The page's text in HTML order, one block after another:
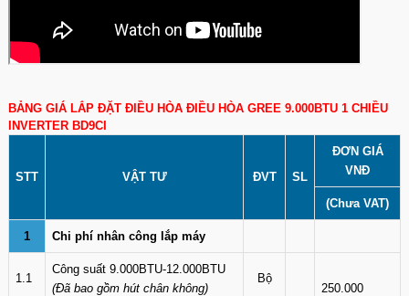
BẢNG GIÁ LẮP ĐẶT ĐIỀU HÒA ĐIỀU HÒA GREE 9.000BTU 1 CHIỀU
INVERTER BD9CI
STT VẬT TƯ ĐVT SL
ĐƠN GIÁ
VNĐ
(Chưa VAT)
1 Chi phí nhân công lắp máy
1.1
Công suất 9.000BTU-12.000BTU
(Đã bao gồm hút chân không)
Bộ
250.000